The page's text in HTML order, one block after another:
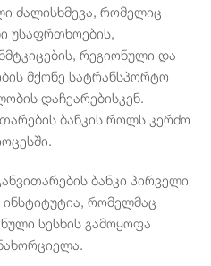
ძალისხმევა, რომელიც
უსაფრთხოების,
რეგიონული და
მქონე სატრანსპორტო
დაჩქარებისკენ.
ბანკის როლს კერძო
ბანკი პირველი
რომელმაც
სესხის გამოყოფა